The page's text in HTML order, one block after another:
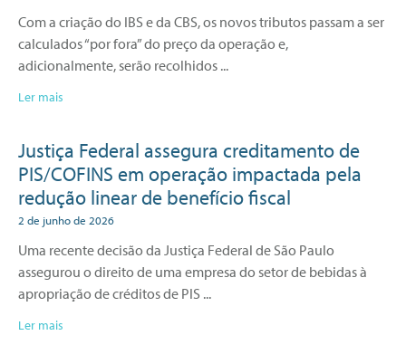
Com a criação do IBS e da CBS, os novos tributos passam a ser
calculados “por fora” do preço da operação e,
adicionalmente, serão recolhidos
Ler mais
Justiça Federal assegura creditamento de
PIS/COFINS em operação impactada pela
redução linear de benefício fiscal
2 de junho de 2026
Uma recente decisão da Justiça Federal de São Paulo
assegurou o direito de uma empresa do setor de bebidas à
apropriação de créditos de PIS
Ler mais